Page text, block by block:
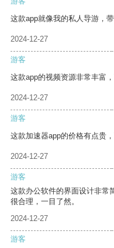
这款app就像我的私人导游，
2024-12-27
游客
这款app的视频资源非常丰富
2024-12-27
游客
这款加速器app的价格有点贵
2024-12-27
游客
这款办公软件的界面设计非常
很合理，一目了然。
2024-12-27
游客